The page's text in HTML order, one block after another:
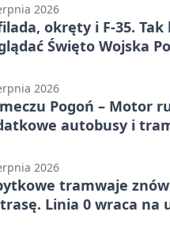
2026
okręty i F-35. Tak
Święto Wojska
2026
Pogoń – Motor
autobusy i
2026
tramwaje
Linia 0 wraca na